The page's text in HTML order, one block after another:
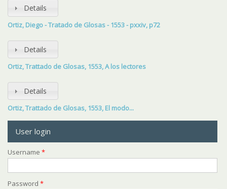
Details
Ortiz, Diego - Tratado de Glosas - 1553 - pxxiv, p72
Details
Ortiz, Trattado de Glosas, 1553, A los lectores
Details
Ortiz, Trattado de Glosas, 1553, El modo...
User login
Username *
Password *